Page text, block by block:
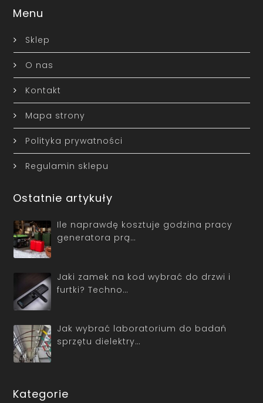
Menu
Sklep
O nas
Kontakt
Mapa strony
Polityka prywatności
Regulamin sklepu
Ostatnie artykuły
Ile naprawdę kosztuje godzina pracy
generatora prą…
Jaki zamek na kod wybrać do drzwi i
furtki? Techno…
Jak wybrać laboratorium do badań
sprzętu dielektry…
Kategorie